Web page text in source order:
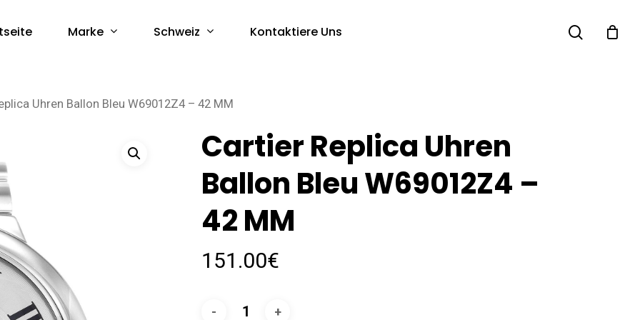
Marke Schweiz Kontaktiere Uns search
Uhren Ballon Bleu W69012Z4 – 42 MM
Cartier Replica Uhren
Ballon Bleu W69012Z4 –
42 MM
151.00€